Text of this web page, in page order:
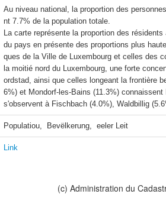
Au niveau national, la proportion des
nt 7.7% de la population totale.
La carte représente la proportion des
du pays en présente des proportions plus
ques de la Ville de Luxembourg et celles des
la moitié nord du Luxembourg, une forte
ordstad, ainsi que celles longeant la frontière
6%) et Mondorf-les-Bains (11.3%)
s'observent à Fischbach (4.0%), Waldbillig
Populatiou,  Bevëlkerung,  eeler Leit
Link
(c) Administration du